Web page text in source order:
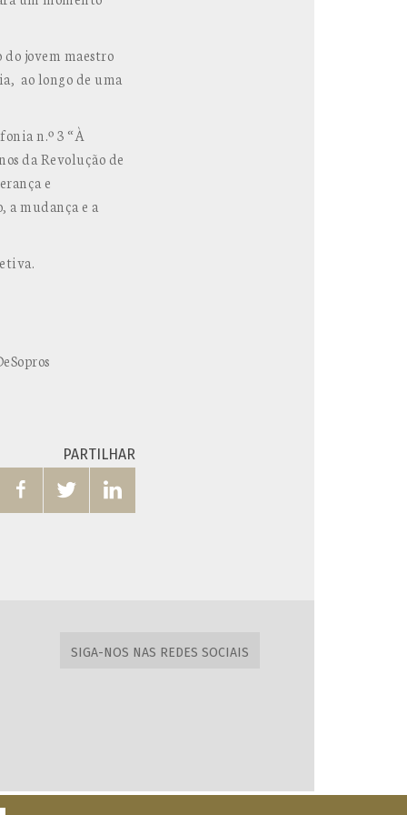
do jovem maestro
ao longo de uma
n.º 3 “À
da Revolução de
e
a mudança e a
PARTILHAR
  
SIGA-NOS NAS REDES SOCIAIS